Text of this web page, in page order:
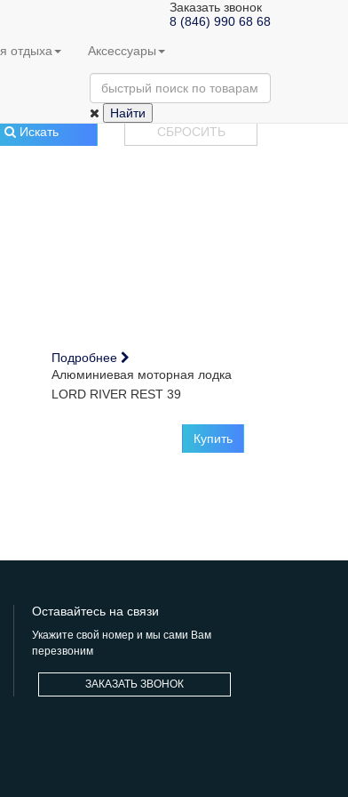
Заказать звонок
8 (846) 990 68 68
отдыха Аксессуары
Найти
Искать СБРОСИТЬ
Подробнее
Алюминиевая моторная лодка
LORD RIVER REST 39
Купить
Оставайтесь на связи
Укажите свой номер и мы сами Вам
перезвоним
ЗАКАЗАТЬ ЗВОНОК